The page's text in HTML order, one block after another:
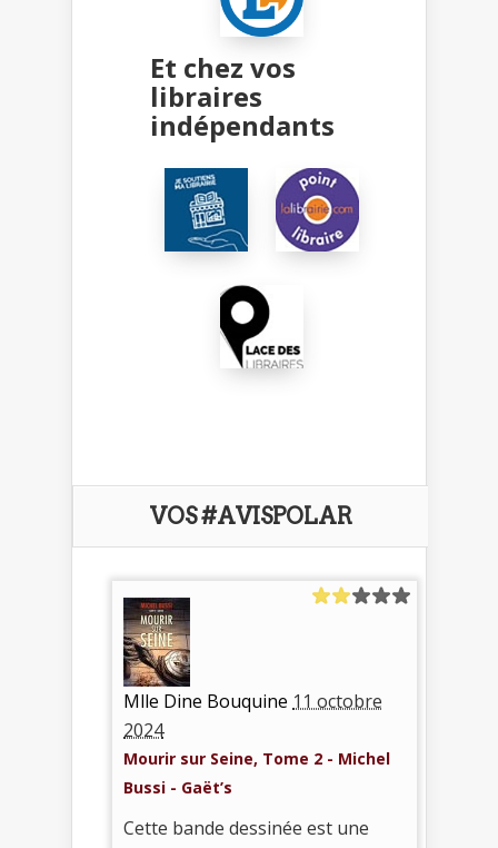
Et chez vos
libraires
indépendants
VOS #AVISPOLAR
Mlle Dine Bouquine 11 octobre
2024
Mourir sur Seine, Tome 2 - Michel
Bussi - Gaët’s
Cette bande dessinée est une